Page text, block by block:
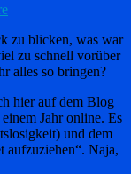
zu blicken, was war
zu schnell vorüber
alles so bringen?
hier auf dem Blog
Jahr online. Es
und dem
aufzuziehen“. Naja,